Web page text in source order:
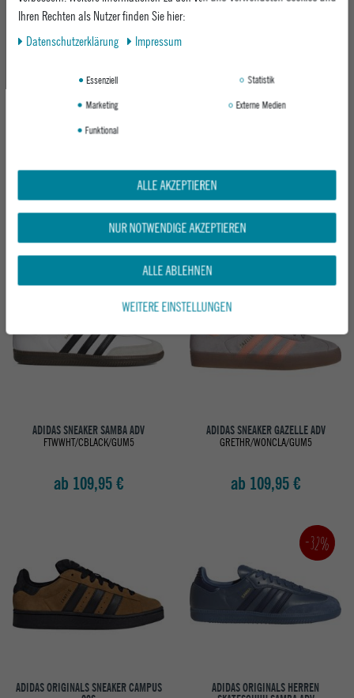
ADIDAS SNEAKER SAMBA ADV
ab 109,95 €
ADIDAS SNEAKER BARREDA LO
ab 69,95 €
ADIDAS SNEAKER SAMBA ADV
FTWWHT/CBLACK/GUM5
ab 109,95 €
Neu
ADIDAS SNEAKER GAZELLE ADV
GRETHR/WONCLA/GUM5
ab 109,95 €
ADIDAS ORIGINALS SNEAKER CAMPUS
-32%
ADIDAS ORIGINALS HERREN
Ihren Rechten als Nutzer finden Sie hier:
Daten­schutz­erklärung
Impressum
Essenziell
Statistik
Marketing
Externe Medien
Funktional
ALLE AKZEPTIEREN
NUR NOTWENDIGE AKZEPTIEREN
ALLE ABLEHNEN
WEITERE EINSTELLUNGEN